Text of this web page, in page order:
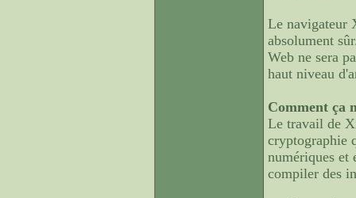
Le navigateur
absolument
Web ne sera
haut niveau
Comment ça
Le travail de
cryptographie
numériques et
compiler des